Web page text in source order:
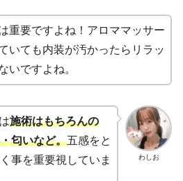
重要ですよね！アロママッサー
いても内装が汚かったらリラッ
いですよね。
わしお
施術はもちろんの
匂いなど。五感をと
事を重要視していま